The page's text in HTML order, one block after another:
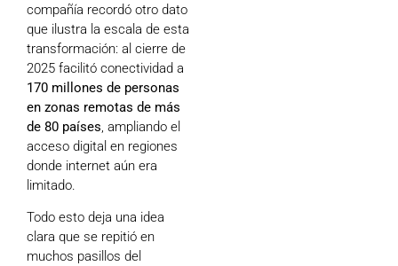
compañía recordó otro dato
que ilustra la escala de esta
transformación: al cierre de
2025 facilitó conectividad a
170 millones de personas
en zonas remotas de más
de 80 países, ampliando el
acceso digital en regiones
donde internet aún era
limitado.
Todo esto deja una idea
clara que se repitió en
muchos pasillos del